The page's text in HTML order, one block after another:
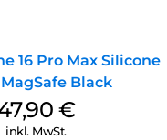
16 Pro Max Silicone
Black
€
inkl. MwSt.